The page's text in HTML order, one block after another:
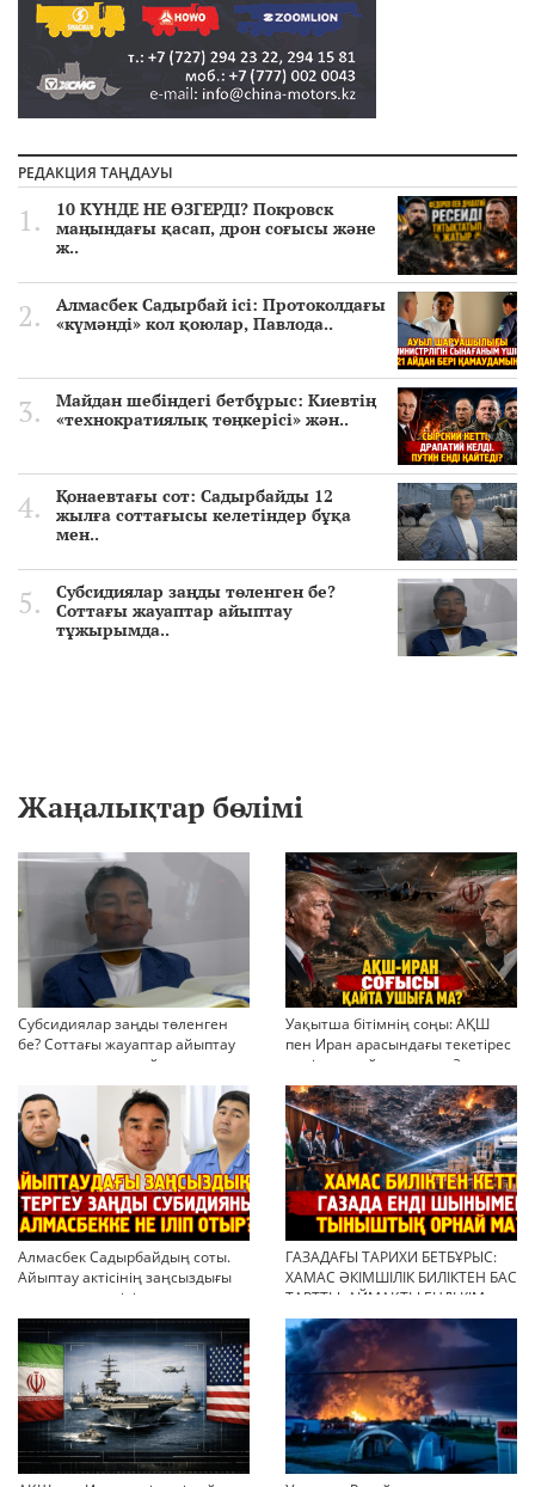
РЕДАКЦИЯ ТАҢДАУЫ
10 КҮНДЕ НЕ ӨЗГЕРДІ? Покровск
маңындағы қасап, дрон соғысы және
ж..
Алмасбек Садырбай ісі: Протоколдағы
«күмәнді» кол қоюлар, Павлода..
Майдан шебіндегі бетбұрыс: Киевтің
«технократиялық төңкерісі» жән..
Қонаевтағы сот: Садырбайды 12
жылға соттағысы келетіндер бұқа
мен..
Субсидиялар заңды төленген бе?
Соттағы жауаптар айыптау
тұжырымда..
Жаңалықтар бөлімі
Субсидиялар заңды төленген
бе? Соттағы жауаптар айыптау
тұжырымдарын қайта қарауға
негіз бола ала ма?
Уақытша бітімнің соңы: АҚШ
пен Иран арасындағы текетірес
неліктен қайта ушықты?
Алмасбек Садырбайдың соты.
Айыптау актісінің заңсыздығы
мен қолдан өсірілген
миллиондар
ГАЗАДАҒЫ ТАРИХИ БЕТБҰРЫС:
ХАМАС ӘКІМШІЛІК БИЛІКТЕН БАС
ТАРТТЫ. АЙМАҚТЫ ЕНДІ КІМ
БАСҚАРАДЫ?